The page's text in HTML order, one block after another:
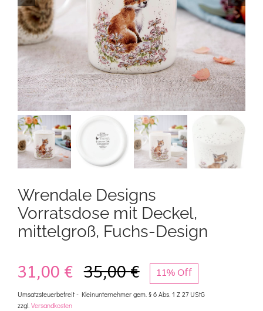
Kontakt
Mein Konto
Warenkorb
Wrendale Designs
Vorratsdose mit Deckel,
mittelgroß, Fuchs-Design
35,00€Ursprünglicher
31,00€
Aktueller
11% Off
Umsatzsteuerbefreit - Kleinunternehmer gem. § 6 Abs. 1 Z 27 UStG
zzgl. Versandkosten